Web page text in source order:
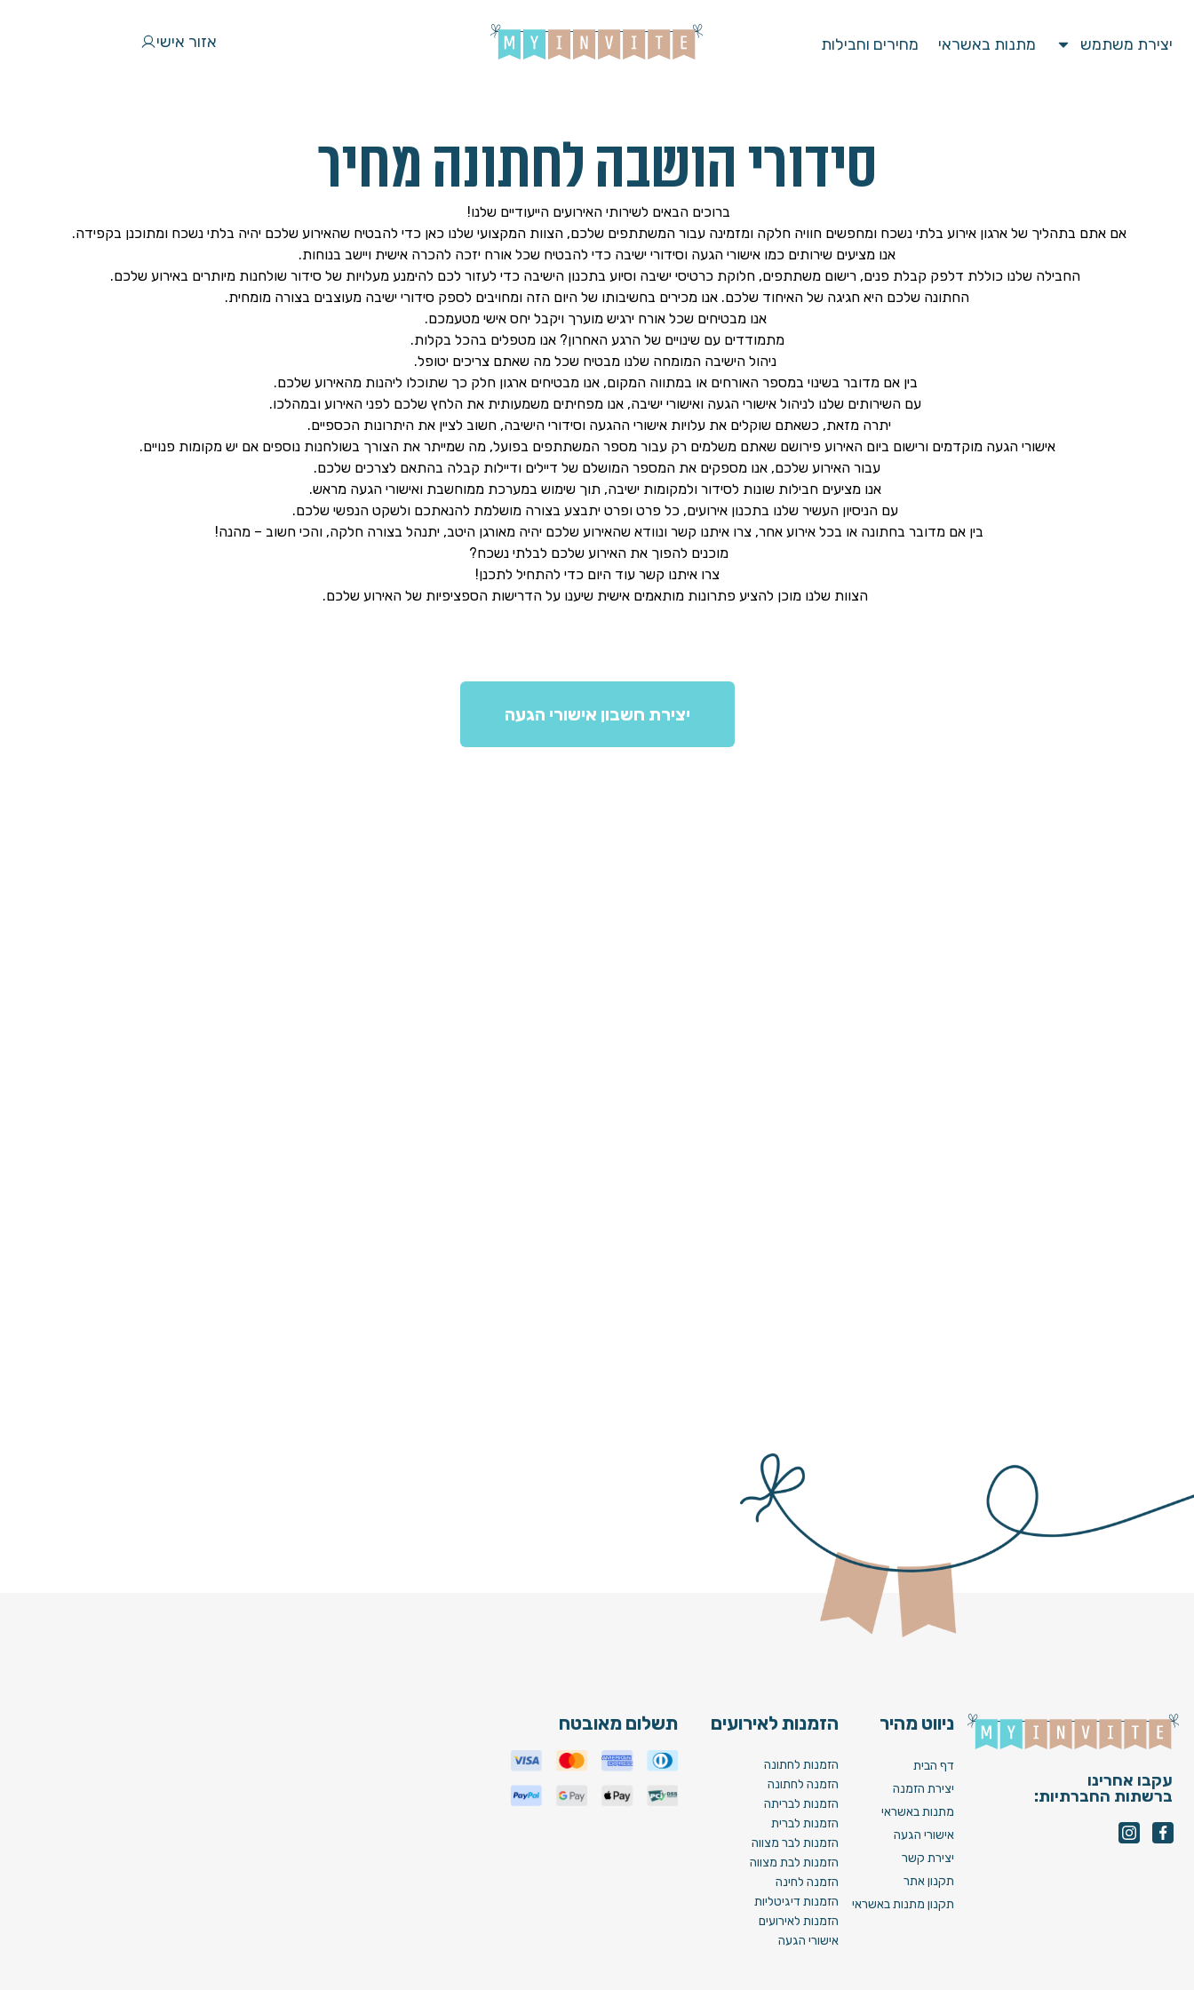
יצירת משתמש מתנות באשראי מחירים וחבילות אזור אישי
סידורי הושבה לחתונה מחיר
ברוכים הבאים לשירותי האירועים הייעודיים שלנו!
אם אתם בתהליך של ארגון אירוע בלתי נשכח ומחפשים חוויה חלקה ומזמינה עבור המשתתפים שלכם, הצוות המקצועי שלנו כאן כדי להבטיח שהאירוע שלכם יהיה בלתי נשכח ומתוכנן בקפידה.
אנו מציעים שירותים כמו אישורי הגעה וסידורי ישיבה כדי להבטיח שכל אורח יזכה להכרה אישית ויישב בנוחות.
החבילה שלנו כוללת דלפק קבלת פנים, רישום משתתפים, חלוקת כרטיסי ישיבה וסיוע בתכנון הישיבה כדי לעזור לכם להימנע מעלויות של סידור שולחנות מיותרים באירוע שלכם.
החתונה שלכם היא חגיגה של האיחוד שלכם. אנו מכירים בחשיבותו של היום הזה ומחויבים לספק סידורי ישיבה מעוצבים בצורה מומחית.
אנו מבטיחים שכל אורח ירגיש מוערך ויקבל יחס אישי מטעמכם.
מתמודדים עם שינויים של הרגע האחרון? אנו מטפלים בהכל בקלות.
ניהול הישיבה המומחה שלנו מבטיח שכל מה שאתם צריכים יטופל.
בין אם מדובר בשינוי במספר האורחים או במתווה המקום, אנו מבטיחים ארגון חלק כך שתוכלו ליהנות מהאירוע שלכם.
עם השירותים שלנו לניהול אישורי הגעה ואישורי ישיבה, אנו מפחיתים משמעותית את הלחץ שלכם לפני האירוע ובמהלכו.
יתרה מזאת, כשאתם שוקלים את עלויות אישורי ההגעה וסידורי הישיבה, חשוב לציין את היתרונות הכספיים.
אישורי הגעה מוקדמים ורישום ביום האירוע פירושם שאתם משלמים רק עבור מספר המשתתפים בפועל, מה שמייתר את הצורך בשולחנות נוספים אם יש מקומות פנויים.
עבור האירוע שלכם, אנו מספקים את המספר המושלם של דיילים ודיילות קבלה בהתאם לצרכים שלכם.
אנו מציעים חבילות שונות לסידור ולמקומות ישיבה, תוך שימוש במערכת ממוחשבת ואישורי הגעה מראש.
עם הניסיון העשיר שלנו בתכנון אירועים, כל פרט ופרט יתבצע בצורה מושלמת להנאתכם ולשקט הנפשי שלכם.
בין אם מדובר בחתונה או בכל אירוע אחר, צרו איתנו קשר ונוודא שהאירוע שלכם יהיה מאורגן היטב, יתנהל בצורה חלקה, והכי חשוב – מהנה!
מוכנים להפוך את האירוע שלכם לבלתי נשכח?
צרו איתנו קשר עוד היום כדי להתחיל לתכנן!
הצוות שלנו מוכן להציע פתרונות מותאמים אישית שיענו על הדרישות הספציפיות של האירוע שלכם.
יצירת חשבון אישורי הגעה
עקבו אחרינו
ברשתות החברתיות:
ניווט מהיר
דף הבית
יצירת הזמנה
מתנות באשראי
אישורי הגעה
יצירת קשר
תקנון אתר
תקנון מתנות באשראי
הזמנות לאירועים
הזמנות לחתונה
הזמנה לחתונה
הזמנות לבריתה
הזמנות לברית
הזמנות לבר מצווה
הזמנות לבת מצווה
הזמנה לחינה
הזמנות דיגיטליות
הזמנות לאירועים
אישורי הגעה
תשלום מאובטח